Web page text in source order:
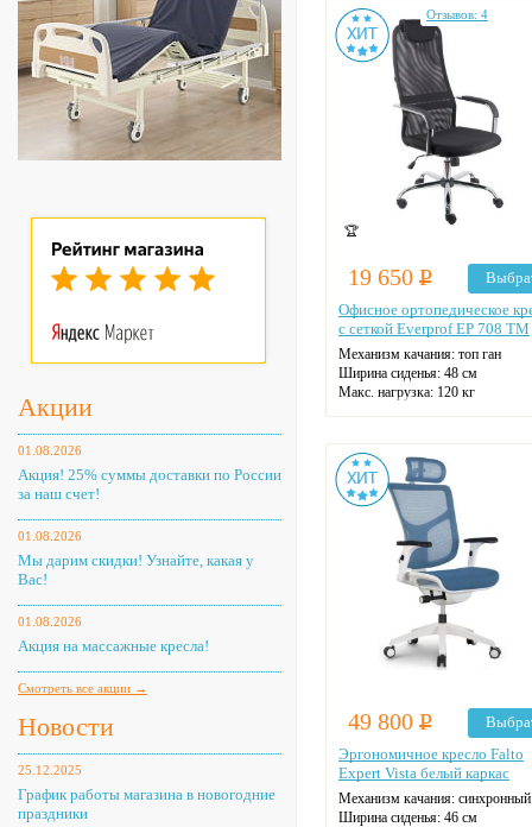
Акции
01.08.2026
Акция! 25% суммы доставки по России
за наш счет!
01.08.2026
Мы дарим скидки! Узнайте, какая у
Вас!
01.08.2026
Акция на массажные кресла!
Смотреть все акции →
Новости
25.12.2025
График работы магазина в новогодние
праздники
Отзывов: 4
🏆
19 650 Р
Офисное ортопедическое
с сеткой Everprof EP 708 TM
Механизм качания: топ ган
Ширина сиденья: 48 см
Макс. нагрузка: 120 кг
Крестовина: стальная
Цвет: на выбор
49 800 Р
Эргономичное кресло Falto
Expert Vista белый каркас
Механизм качания: синхронный
Ширина сиденья: 46 см